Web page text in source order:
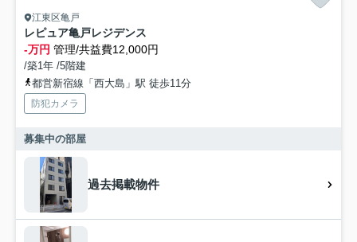
江東区亀戸
レピュア亀戸レジデンス
-万円 管理/共益費12,000円
/築1年 /5階建
都営新宿線「西大島」駅 徒歩11分
防犯カメラ
募集中の部屋
過去掲載物件